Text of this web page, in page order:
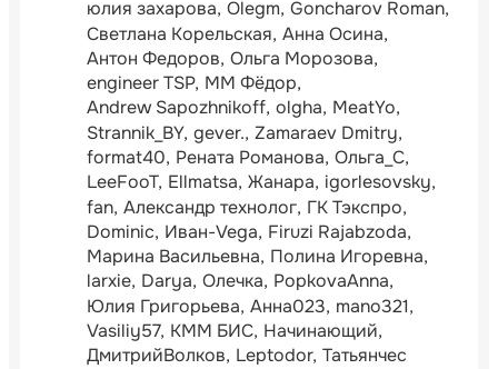
юлия захарова Olegm Goncharov Roman
Светлана Корельская Анна Осина
Антон Федоров Ольга Морозова
engineer TSP ММ Фёдор
Andrew Sapozhnikoff olgha MeatYo
Strannik_BY gever. Zamaraev Dmitry
format40 Рената Романова Ольга_С
LeeFooT Ellmatsa Жанара igorlesovsky
fan Александр технолог ГК Тэкспро
Dominic Иван-Vega Firuzi Rajabzoda
Марина Васильевна Полина Игоревна
larxie Darya Олечка PopkovaAnna
Юлия Григорьева Анна023 mano321
Vasiliy57 КММ БИС Начинающий
ДмитрийВолков Leptodor Татьянчес